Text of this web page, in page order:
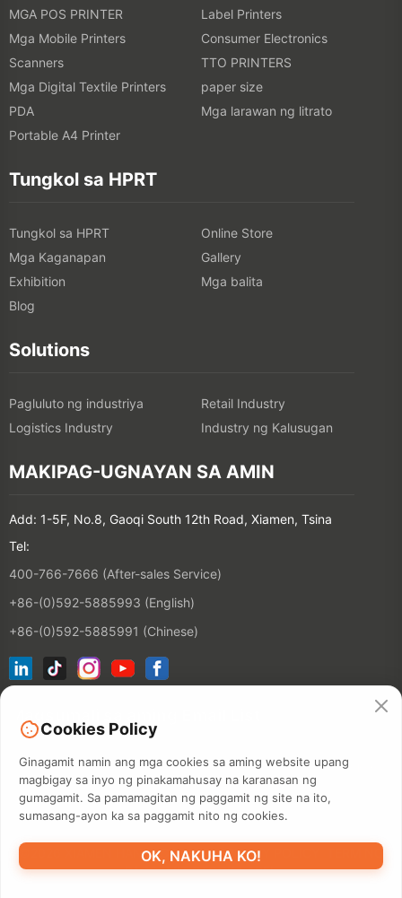
MGA POS PRINTER
Label Printers
Mga Mobile Printers
Consumer Electronics
Scanners
TTO PRINTERS
Mga Digital Textile Printers
paper size
PDA
Mga larawan ng litrato
Portable A4 Printer
Tungkol sa HPRT
Tungkol sa HPRT
Online Store
Mga Kaganapan
Gallery
Exhibition
Mga balita
Blog
Solutions
Pagluluto ng industriya
Retail Industry
Logistics Industry
Industry ng Kalusugan
MAKIPAG-UGNAYAN SA AMIN
Add: 1-5F, No.8, Gaoqi South 12th Road, Xiamen, Tsina
Tel:
400-766-7666 (After-sales Service)
+86-(0)592-5885993 (English)
+86-(0)592-5885991 (Chinese)
Magsumali sa aming Email List
©2026 XIAMEN HANIN CO., LTD.PRIVACY POLICY
TERM NG
PAGGAMIT STOCK LABEL
Cookies Policy
Ginagamit namin ang mga cookies sa aming website upang
magbigay sa inyo ng pinakamahusay na karanasan ng
gumagamit. Sa pamamagitan ng paggamit ng site na ito,
sumasang-ayon ka sa paggamit nito ng cookies.
OK, NAKUHA KO!